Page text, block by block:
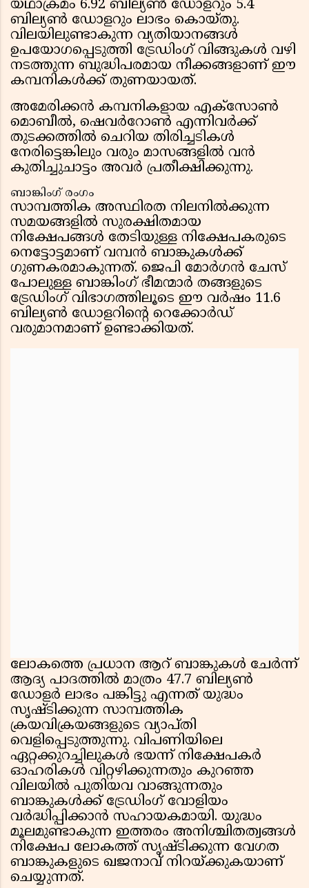
യഥാക്രമം 6.92 ബില്യൺ ഡോളറും 5.4
ബില്യൺ ഡോളറും ലാഭം കൊയ്തു.
വിലയിലുണ്ടാകുന്ന വ്യതിയാനങ്ങൾ
ഉപയോഗപ്പെടുത്തി ട്രേഡിംഗ് വിങ്ങുകൾ വഴി
നടത്തുന്ന ബുദ്ധിപരമായ നീക്കങ്ങളാണ് ഈ
കമ്പനികൾക്ക് തുണയായത്.
അമേരിക്കൻ കമ്പനികളായ എക്സോൺ
മൊബീൽ, ഷെവർറോൺ എന്നിവർക്ക്
തുടക്കത്തിൽ ചെറിയ തിരിച്ചടികൾ
നേരിട്ടെങ്കിലും വരും മാസങ്ങളിൽ വൻ
കുതിച്ചുചാട്ടം അവർ പ്രതീക്ഷിക്കുന്നു.
ബാങ്കിംഗ് രംഗം
സാമ്പത്തിക അസ്ഥിരത നിലനിൽക്കുന്ന
സമയങ്ങളിൽ സുരക്ഷിതമായ
നിക്ഷേപങ്ങൾ തേടിയുള്ള നിക്ഷേപകരുടെ
നെട്ടോട്ടമാണ് വമ്പൻ ബാങ്കുകൾക്ക്
ഗുണകരമാകുന്നത്. ജെപി മോർഗൻ ചേസ്
പോലുള്ള ബാങ്കിംഗ് ഭീമന്മാർ തങ്ങളുടെ
ട്രേഡിംഗ് വിഭാഗത്തിലൂടെ ഈ വർഷം 11.6
ബില്യൺ ഡോളറിന്റെ റെക്കോർഡ്
വരുമാനമാണ് ഉണ്ടാക്കിയത്.
ലോകത്തെ പ്രധാന ആറ് ബാങ്കുകൾ ചേർന്ന്
ആദ്യ പാദത്തിൽ മാത്രം 47.7 ബില്യൺ
ഡോളർ ലാഭം പങ്കിട്ടു എന്നത് യുദ്ധം
സൃഷ്ടിക്കുന്ന സാമ്പത്തിക
ക്രയവിക്രയങ്ങളുടെ വ്യാപ്തി
വെളിപ്പെടുത്തുന്നു. വിപണിയിലെ
ഏറ്റക്കുറച്ചിലുകൾ ഭയന്ന് നിക്ഷേപകർ
ഓഹരികൾ വിറ്റഴിക്കുന്നതും കുറഞ്ഞ
വിലയിൽ പുതിയവ വാങ്ങുന്നതും
ബാങ്കുകൾക്ക് ട്രേഡിംഗ് വോളിയം
വർദ്ധിപ്പിക്കാൻ സഹായകമായി. യുദ്ധം
മൂലമുണ്ടാകുന്ന ഇത്തരം അനിശ്ചിതത്വങ്ങൾ
നിക്ഷേപ ലോകത്ത് സൃഷ്ടിക്കുന്ന വേഗത
ബാങ്കുകളുടെ ഖജനാവ് നിറയ്ക്കുകയാണ്
ചെയ്യുന്നത്.